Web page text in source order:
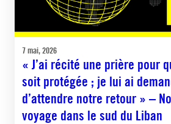
7 mai, 2026
« J’ai récité une prière pour
soit protégée ; je lui ai
d’attendre notre retour » –
voyage dans le sud du Liban